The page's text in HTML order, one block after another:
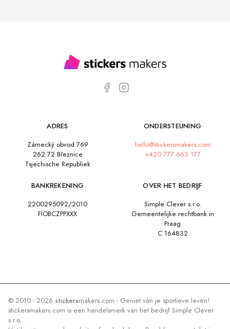
ADRES
Zámecký obvod 769
262 72 Březnice
Tsjechische Republiek
ONDERSTEUNING
hello@stickersmakers.com
+420 777 663 177
BANKREKENING
2200295092/2010
FIOBCZPPXXX
OVER HET BEDRIJF
Simple Clever s.r.o.
Gemeentelijke rechtbank in
Praag
C 164832
© 2010 - 2026 stickersmakers.com - Geniet van je sportieve leven!
stickersmakers.com is een handelsmerk van het bedrijf Simple Clever
s.r.o..